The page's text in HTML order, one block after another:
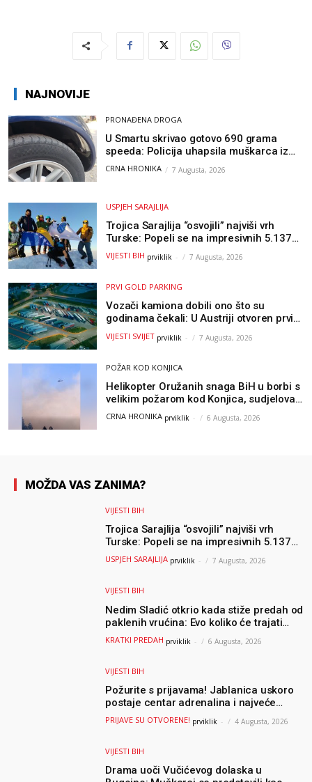
NAJNOVIJE
PRONAĐENA DROGA
U Smartu skrivao gotovo 690 grama
speeda: Policija uhapsila muškarca iz
Hercegovine
CRNA HRONIKA 7 Augusta, 2026
USPJEH SARAJLIJA
Trojica Sarajlija “osvojili” najviši vrh
Turske: Popeli se na impresivnih 5.137
metara
VIJESTI BIH prviklik - 7 Augusta, 2026
PRVI GOLD PARKING
Vozači kamiona dobili ono što su
godinama čekali: U Austriji otvoren prvi
GOLD sigurni parking
VIJESTI SVIJET prviklik - 7 Augusta, 2026
POŽAR KOD KONJICA
Helikopter Oružanih snaga BiH u borbi s
velikim požarom kod Konjica, sudjelovao
i Air Tractor
CRNA HRONIKA prviklik - 6 Augusta, 2026
MOŽDA VAS ZANIMA?
VIJESTI BIH
Trojica Sarajlija “osvojili” najviši vrh
Turske: Popeli se na impresivnih 5.137
metara
USPJEH SARAJLIJA prviklik - 7 Augusta, 2026
VIJESTI BIH
Nedim Sladić otkrio kada stiže predah od
paklenih vrućina: Evo koliko će trajati
osvježenje u BiH
KRATKI PREDAH prviklik - 6 Augusta, 2026
VIJESTI BIH
Požurite s prijavama! Jablanica uskoro
postaje centar adrenalina i najveće
outdoor avanture ovog ljeta
PRIJAVE SU OTVORENE! prviklik - 4 Augusta, 2026
VIJESTI BIH
Drama uoči Vučićevog dolaska u